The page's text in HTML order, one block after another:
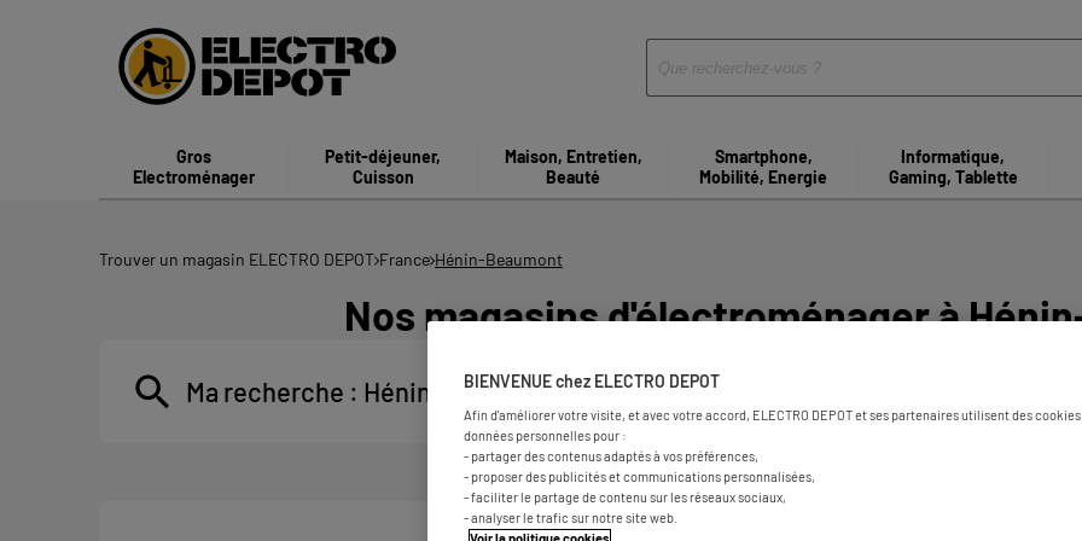
Gros
Electroménager
Petit-déjeuner,
Cuisson
Maison, Entretien,
Beauté
Smartphone,
Mobilité, Energie
Informatique,
Gaming, Tablette
Trouver un magasin ELECTRO DEPOT France Hénin-Beaumont
Nos magasins d'électroménager à
Ma recherche : Hénin-BeaumontBIENVENUE chez ELECTRO DEPOT
Afin d'améliorer votre visite, et avec votre accord, ELECTRO DEPOT et ses partenaires utilisent des
données personnelles pour :
- partager des contenus adaptés à vos préférences,
- proposer des publicités et communications personnalisées,
- faciliter le partage de contenu sur les réseaux sociaux,
- analyser le trafic sur notre site web.
Voir la politique cookies